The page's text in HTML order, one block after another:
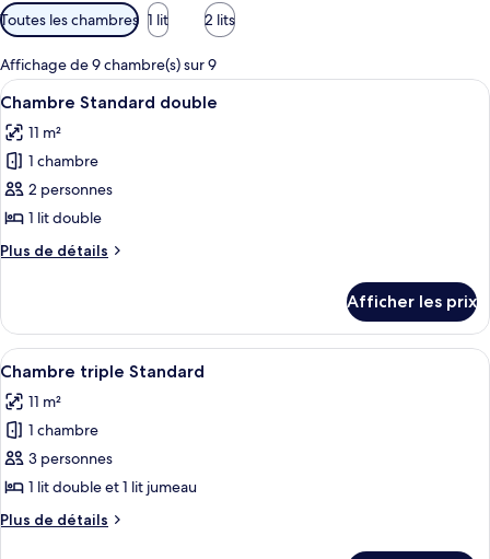
Filtres
disponibles
pour
les
chambres
Toutes les chambres 1 lit 2 lits
Affichage de 9 chambre(s) sur 9
Afficher
toutes
les
photos
pour
ce
type
de
Chambre
Standard
double
Une chambre d’hôtel avec un
6
Chambre Standard double
11 m²
1 chambre
2 personnes
1 lit double
Plus de détails
Plus
Chambre
Standard
double
Afficher les prix
Afficher
toutes
les
photos
pour
ce
type
de
Une chambre d’hôtel avec deux lits,
6
Chambre triple Standard
11 m²
1 chambre
3 personnes
1 lit double et 1 lit jumeau
Plus de détails
Plus